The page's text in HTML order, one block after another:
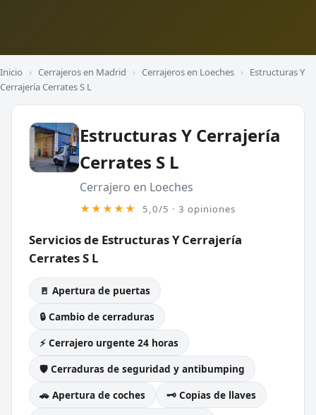
Inicio › Cerrajeros en Madrid › Cerrajeros en Loeches › Estructuras Y
Cerrajería Cerrates S L
Estructuras Y Cerrajería
Cerrates S L
Cerrajero en Loeches
★★★★★ 5,0/5 · 3 opiniones
Servicios de Estructuras Y Cerrajería
Cerrates S L
🚪 Apertura de puertas
🔒 Cambio de cerraduras
⚡ Cerrajero urgente 24 horas
🛡️ Cerraduras de seguridad y antibumping
🚗 Apertura de coches
🗝️ Copias de llaves